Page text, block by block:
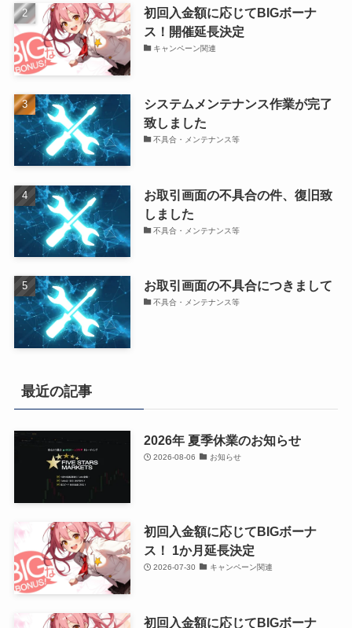
初回入金額に応じてBIGボーナ
ス！開催延長決定
キャンペーン関連
システムメンテナンス作業が完了
致しました
不具合・メンテナンス等
お取引画面の不具合の件、復旧致
しました
不具合・メンテナンス等
お取引画面の不具合につきまして
不具合・メンテナンス等
最近の記事
2026年 夏季休業のお知らせ
2026-08-06 お知らせ
初回入金額に応じてBIGボーナ
ス！ 1か月延長決定
2026-07-30 キャンペーン関連
初回入金額に応じてBIGボーナ